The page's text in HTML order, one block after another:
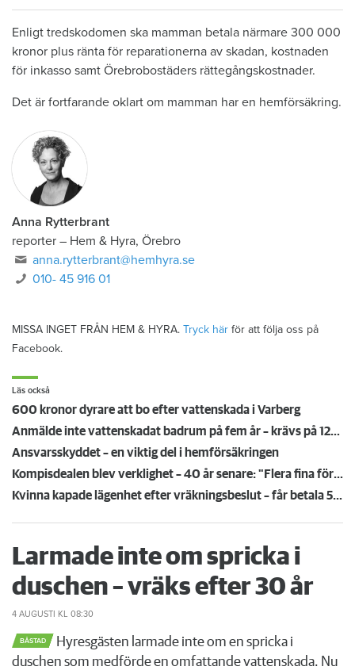
Enligt tredskodomen ska mamman betala närmare 300 000
kronor plus ränta för reparationerna av skadan, kostnaden
för inkasso samt Örebrobostäders rättegångskostnader.
Det är fortfarande oklart om mamman har en hemförsäkring.
Anna Rytterbrant
reporter – Hem & Hyra, Örebro
anna.rytterbrant@hemhyra.se
010- 45 916 01
MISSA INGET FRÅN HEM & HYRA. Tryck här för att följa oss på
Facebook.
Läs också
600 kronor dyrare att bo efter vattenskada i Varberg
Anmälde inte vattenskadat badrum på fem år – krävs på 125 000 kronor
Ansvarsskyddet – en viktig del i hemförsäkringen
Kompisdealen blev verklighet – 40 år senare: "Flera fina fördelar med att dela bostad"
Kvinna kapade lägenhet efter vräkningsbeslut – får betala 50 000
Larmade inte om spricka i
duschen – vräks efter 30 år
4 AUGUSTI KL 08:30
BÅSTAD
Hyresgästen larmade inte om en spricka i
duschen som medförde en omfattande vattenskada. Nu